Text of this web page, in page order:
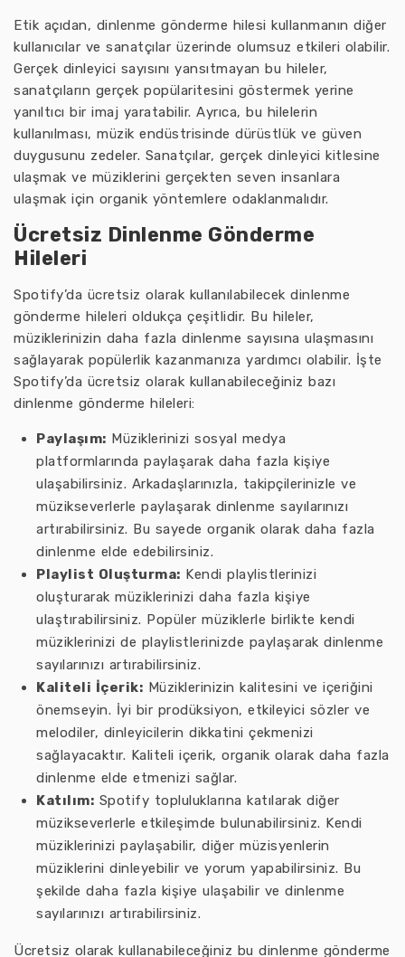
Etik açıdan, dinlenme gönderme hilesi kullanmanın diğer
kullanıcılar ve sanatçılar üzerinde olumsuz etkileri olabilir.
Gerçek dinleyici sayısını yansıtmayan bu hileler,
sanatçıların gerçek popülaritesini göstermek yerine
yanıltıcı bir imaj yaratabilir. Ayrıca, bu hilelerin
kullanılması, müzik endüstrisinde dürüstlük ve güven
duygusunu zedeler. Sanatçılar, gerçek dinleyici kitlesine
ulaşmak ve müziklerini gerçekten seven insanlara
ulaşmak için organik yöntemlere odaklanmalıdır.
Ücretsiz Dinlenme Gönderme
Hileleri
Spotify’da ücretsiz olarak kullanılabilecek dinlenme
gönderme hileleri oldukça çeşitlidir. Bu hileler,
müziklerinizin daha fazla dinlenme sayısına ulaşmasını
sağlayarak popülerlik kazanmanıza yardımcı olabilir. İşte
Spotify’da ücretsiz olarak kullanabileceğiniz bazı
dinlenme gönderme hileleri:
Paylaşım: Müziklerinizi sosyal medya
platformlarında paylaşarak daha fazla kişiye
ulaşabilirsiniz. Arkadaşlarınızla, takipçilerinizle ve
müzikseverlerle paylaşarak dinlenme sayılarınızı
artırabilirsiniz. Bu sayede organik olarak daha fazla
dinlenme elde edebilirsiniz.
Playlist Oluşturma: Kendi playlistlerinizi
oluşturarak müziklerinizi daha fazla kişiye
ulaştırabilirsiniz. Popüler müziklerle birlikte kendi
müziklerinizi de playlistlerinizde paylaşarak dinlenme
sayılarınızı artırabilirsiniz.
Kaliteli İçerik: Müziklerinizin kalitesini ve içeriğini
önemseyin. İyi bir prodüksiyon, etkileyici sözler ve
melodiler, dinleyicilerin dikkatini çekmenizi
sağlayacaktır. Kaliteli içerik, organik olarak daha fazla
dinlenme elde etmenizi sağlar.
Katılım: Spotify topluluklarına katılarak diğer
müzikseverlerle etkileşimde bulunabilirsiniz. Kendi
müziklerinizi paylaşabilir, diğer müzisyenlerin
müziklerini dinleyebilir ve yorum yapabilirsiniz. Bu
şekilde daha fazla kişiye ulaşabilir ve dinlenme
sayılarınızı artırabilirsiniz.
Ücretsiz olarak kullanabileceğiniz bu dinlenme gönderme